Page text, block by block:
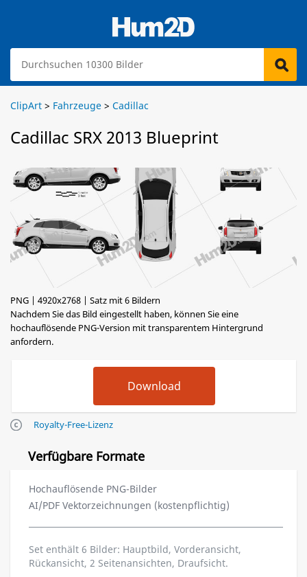
ClipArt > Fahrzeuge > Cadillac
Cadillac SRX 2013 Blueprint
PNG | 4920x2768 | Satz mit 6 Bildern
Nachdem Sie das Bild eingestellt haben, können Sie eine
hochauflösende PNG-Version mit transparentem Hintergrund
anfordern.
Royalty-Free-Lizenz
Verfügbare Formate
Hochauflösende PNG-Bilder
AI/PDF Vektorzeichnungen (kostenpflichtig)
Set enthält 6 Bilder: Hauptbild, Vorderansicht,
Rückansicht, 2 Seitenansichten, Draufsicht.